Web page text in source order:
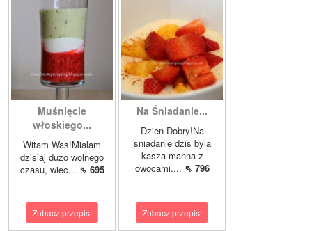
Muśnięcie
włoskiego...
Witam Was!Mialam
dzisiaj duzo wolnego
czasu, wiec... ⇖ 695
Zobacz przepis!
Na Śniadanie...
Dzien Dobry!Na
sniadanie dzis byla
kasza manna z
owocami.... ⇖ 796
Zobacz przepis!